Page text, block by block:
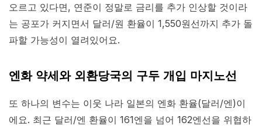
오르고 있다면, 연준이 정말로 금리를 추가 인상할 것이라
는 공포가 커지면서 달러/원 환율이 1,550원선까지 추가 돌
파할 가능성이 열려있어요.
엔화 약세와 외환당국의 구두 개입 마지노선
또 하나의 변수는 이웃 나라 일본의 엔화 환율(달러/엔)이
에요. 최근 달러/엔 환율이 161엔을 넘어 162엔선을 위협하